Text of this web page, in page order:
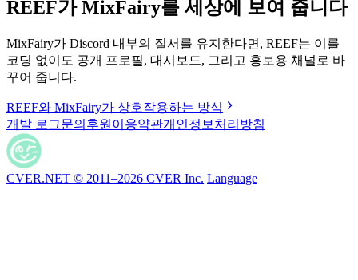
REEF가 MixFairy를 세상에 보여 줍니다
MixFairy가 Discord 내부의 질서를 유지한다면, REEF는 이를
코딩 없이도 공개 프로필, 대시보드, 그리고 홍보용 채널로 바
꾸어 줍니다.
REEF와 MixFairy가 상호작용하는 방식
개발 로그문의 후원 이용약관개인정보처리방침
CVER.NET © 2011–2026 CVER Inc. Language